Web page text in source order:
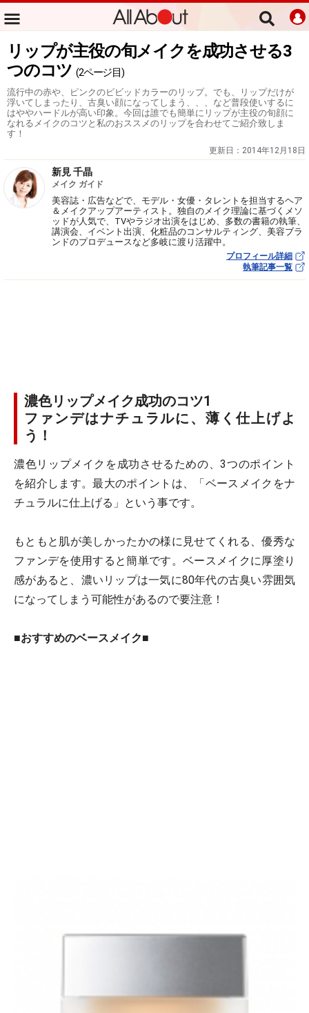
リップが主役の旬メイクを成功させる3
つのコツ (2ページ目)
流行中の赤や、ピンクのビビッドカラーのリップ。でも、リップだけが
浮いてしまったり、古臭い顔になってしまう、、、など普段使いするに
はややハードルが高い印象。今回は誰でも簡単にリップが主役の旬顔に
なれるメイクのコツと私のおススメのリップを合わせてご紹介致しま
す！
更新日： 2014年12月18日
新見 千晶
メイク ガイド
美容誌・広告などで、モデル・女優・タレントを担当するヘア
＆メイクアップアーティスト。独自のメイク理論に基づくメソ
ッドが人気で、TVやラジオ出演をはじめ、多数の書籍の執筆、
講演会、イベント出演、化粧品のコンサルティング、美容ブラ
ンドのプロデュースなど多岐に渡り活躍中。
プロフィール詳細
執筆記事一覧
濃色リップメイク成功のコツ1
ファンデはナチュラルに、薄く仕上げよ
う！
濃色リップメイクを成功させるための、3つのポイント
を紹介します。最大のポイントは、「ベースメイクをナ
チュラルに仕上げる」という事です。
もともと肌が美しかったかの様に見せてくれる、優秀な
ファンデを使用すると簡単です。ベースメイクに厚塗り
感があると、濃いリップは一気に80年代の古臭い雰囲気
になってしまう可能性があるので要注意！
■おすすめのベースメイク■